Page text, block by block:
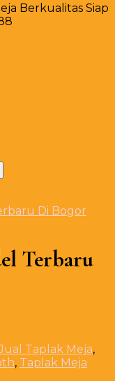
Berkualitas Siap
Di Bogor
Terbaru
Taplak Meja,
, Taplak Meja